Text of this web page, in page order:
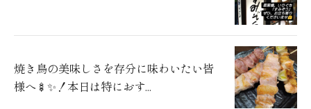
焼き鳥の美味しさを存分に味わいたい皆
様へ🍢✨！本日は特におす...